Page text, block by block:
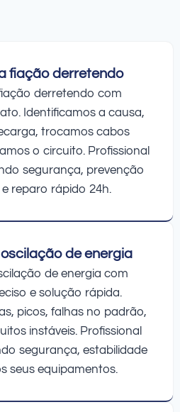
fiação derretendo
derretendo com
Identificamos a causa,
trocamos cabos
o circuito. Profissional
segurança, prevenção
reparo rápido 24h.
de energia
de energia com
e solução rápida.
picos, falhas no padrão,
instáveis. Profissional
segurança, estabilidade
seus equipamentos.